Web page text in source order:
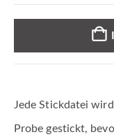
Jede Stickdatei
Probe gestickt,